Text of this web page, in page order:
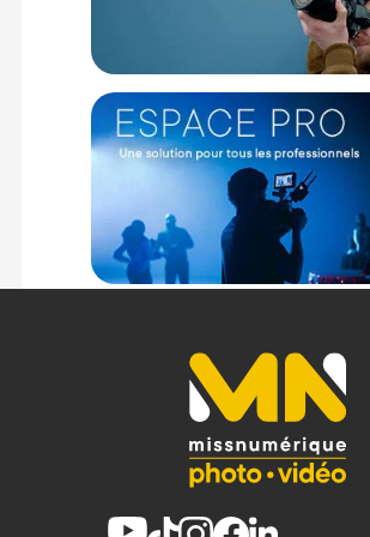
Ajouter un transmetteur de fichier (en
Le transmetteur de fichier FT-XH est doté
LAN filaire et d’une communication sans fil à
fonctionnalité essentielle pour les prises de
en studio ou en reportage sur le terrain. Ce
peut également être utilisé comme poignée
Batteries NP-W235 peuvent être accueillies
Fonctions vidéo
Le couple capteur/ processeur permet
interne des vidéos 4:2:2 10 bits à 8k/30p.
nouveau Flo-2 et du ProRes 422 en interne.
Caractéristiques de l’appareil hybride
Modèle : X-H2